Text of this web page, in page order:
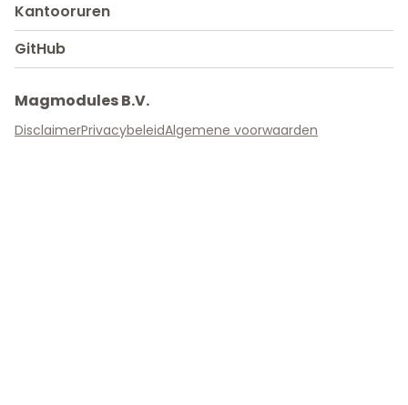
Kantooruren
GitHub
Magmodules B.V.
DisclaimerPrivacybeleidAlgemene voorwaarden